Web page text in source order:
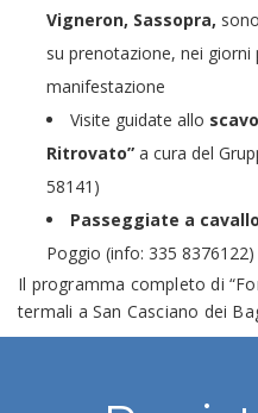
Vigneron, Sassopra,
su prenotazione, nei giorni
manifestazione
Visite guidate allo
Ritrovato” a cura del
58141)
Passeggiate a cavallo
Poggio (info: 335 8376122)
Il programma completo di
termali a San Casciano dei